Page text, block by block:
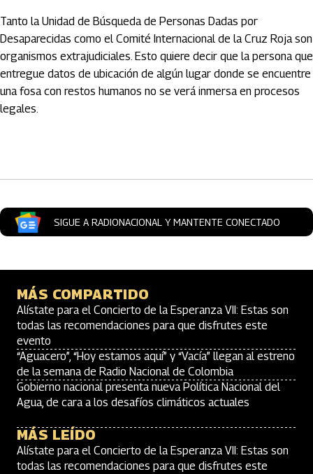
Tanto la Unidad de Búsqueda de Personas Dadas por
Desaparecidas como el Comité Internacional de la Cruz Roja son
organismos extrajudiciales. Esto quiere decir que la persona que
entregue datos de ubicación de algún lugar donde se encuentre
una fosa con restos humanos no se verá inmersa en procesos
legales.
SIGUE A RADIONACIONAL Y MANTENTE CONECTADO
MÁS COMPARTIDO
Alístate para el Concierto de la Esperanza VII: Estas son
todas las recomendaciones para que disfrutes este
evento
“Aguacero”, “Hoy estamos aquí” y “Vacía” llegan al estreno
de la semana de Radio Nacional de Colombia
Gobierno nacional presenta nueva Política Nacional del
Agua, de cara a los desafíos climáticos actuales
MÁS LEÍDO
Alístate para el Concierto de la Esperanza VII: Estas son
todas las recomendaciones para que disfrutes este